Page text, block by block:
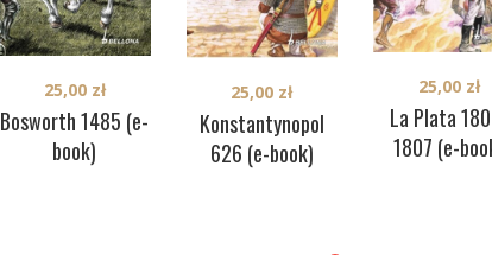
Bosworth 1485 (e-
book)
25,00 zł
Konstantynopol
626 (e-book)
25,00 zł
La Plata
1807 (e-
25,00 zł